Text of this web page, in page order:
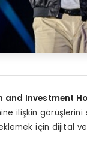
Investment
ilişkin görüşlerini
için dijital